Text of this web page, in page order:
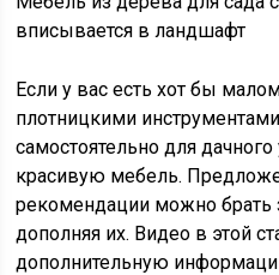
вписывается в ландшафт
Если у вас есть хот бы
плотницкими
самостоятельно для
красивую мебель.
рекомендации можно брать
дополняя их. Видео в этой
дополнительную